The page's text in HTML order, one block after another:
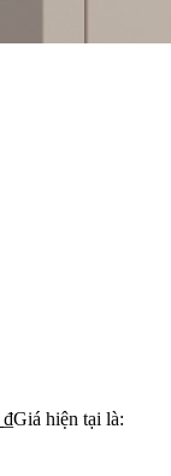
₫Giá hiện tại là: